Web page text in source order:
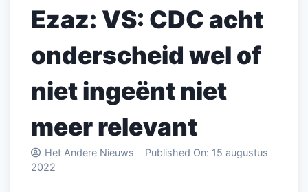
Ezaz: VS: CDC acht
onderscheid wel of
niet ingeënt niet
meer relevant
Het Andere Nieuws Published On: 15 augustus
2022